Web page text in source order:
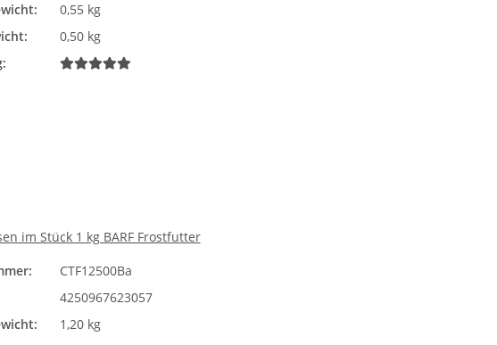
0,55 kg
0,50 kg
im Stück 1 kg BARF Frostfutter
CTF12500Ba
4250967623057
1,20 kg